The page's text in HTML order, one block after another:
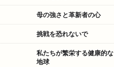
母の強さと革新者の心
挑戦を恐れないで
私たちが繁栄する健康的な
地球